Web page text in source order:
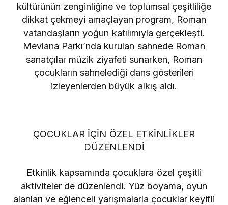
kültürünün zenginliğine ve toplumsal çeşitliliğe
dikkat çekmeyi amaçlayan program, Roman
vatandaşların yoğun katılımıyla gerçekleşti.
Mevlana Parkı’nda kurulan sahnede Roman
sanatçılar müzik ziyafeti sunarken, Roman
çocukların sahnelediği dans gösterileri
izleyenlerden büyük alkış aldı.
ÇOCUKLAR İÇİN ÖZEL ETKİNLİKLER
DÜZENLENDİ
Etkinlik kapsamında çocuklara özel çeşitli
aktiviteler de düzenlendi. Yüz boyama, oyun
alanları ve eğlenceli yarışmalarla çocuklar keyifli